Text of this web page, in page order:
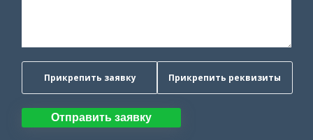
Прикрепить заявку Прикрепить реквизиты
Отправить заявку